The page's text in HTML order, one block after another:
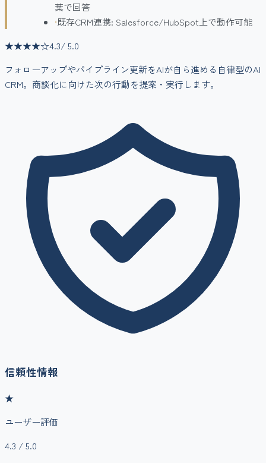
葉で回答
•既存CRM連携: Salesforce/HubSpot上で動作可能
★★★★☆4.3/ 5.0
フォローアップやパイプライン更新をAIが自ら進める自律型のAI
CRM。商談化に向けた次の行動を提案・実行します。
信頼性情報
★
ユーザー評価
4.3 / 5.0